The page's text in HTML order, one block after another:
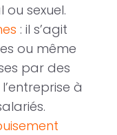
sexuel.
: il s’agit
ou même
par des
à